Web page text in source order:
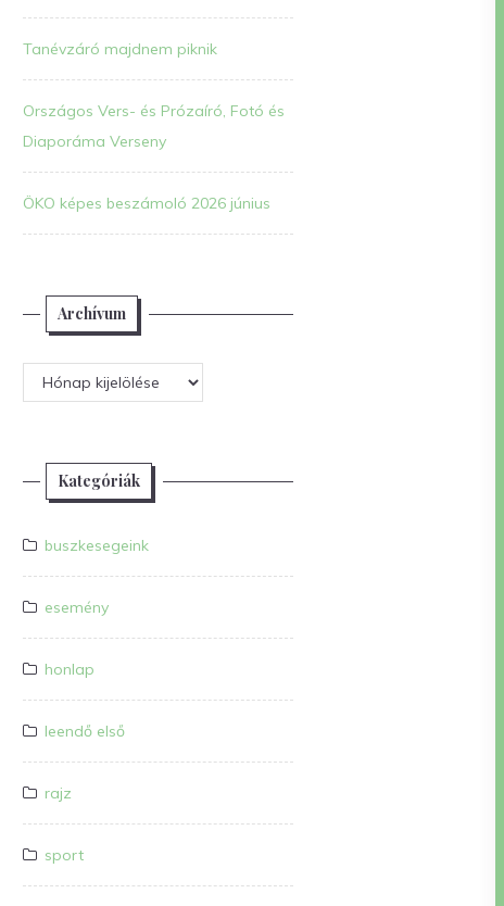
Tanévzáró majdnem piknik
Országos Vers- és Prózaíró, Fotó és
Diaporáma Verseny
ÖKO képes beszámoló 2026 június
Archívum
Archívum
Kategóriák
buszkesegeink
esemény
honlap
leendő első
rajz
sport